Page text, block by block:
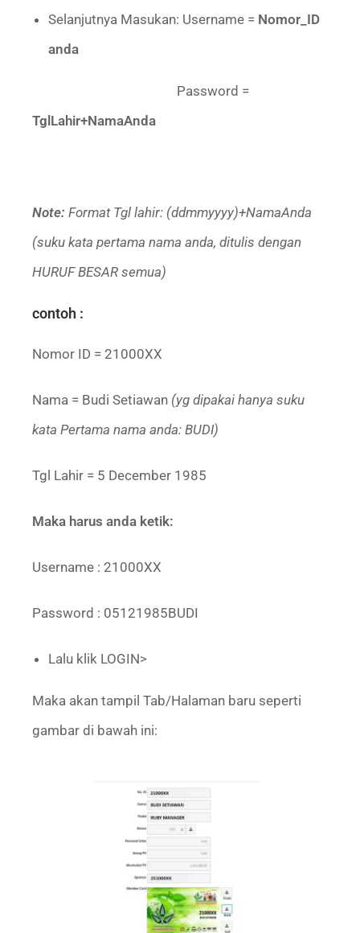
Selanjutnya Masukan: Username = Nomor_ID
anda
Password =
TglLahir+NamaAnda
Note: Format Tgl lahir: (ddmmyyyy)+NamaAnda
(suku kata pertama nama anda, ditulis dengan
HURUF BESAR semua)
contoh :
Nomor ID = 21000XX
Nama = Budi Setiawan (yg dipakai hanya suku
kata Pertama nama anda: BUDI)
Tgl Lahir = 5 December 1985
Maka harus anda ketik:
Username : 21000XX
Password : 05121985BUDI
Lalu klik LOGIN>
Maka akan tampil Tab/Halaman baru seperti
gambar di bawah ini: